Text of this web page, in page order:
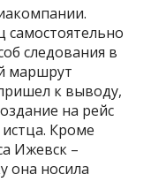
самостоятельно
следования в
маршрут
к выводу,
на рейс
Кроме
Ижевск –
она носила